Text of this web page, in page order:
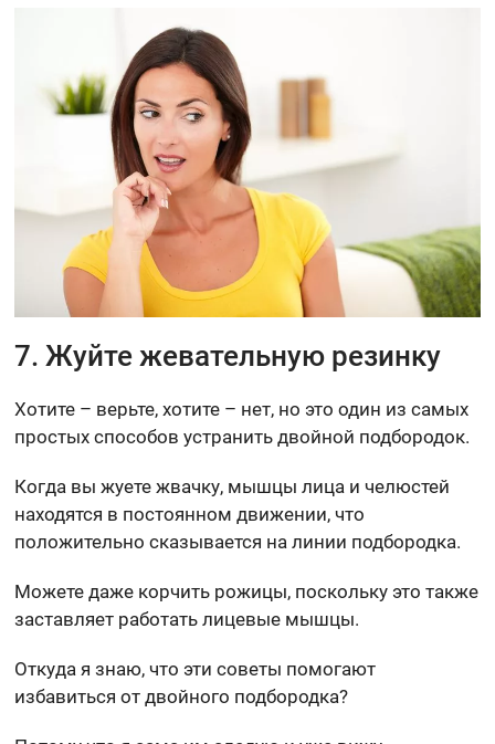
7. Жуйте жевательную резинку
Хотите – верьте, хотите – нет, но это один из самых
простых способов устранить двойной подбородок.
Когда вы жуете жвачку, мышцы лица и челюстей
находятся в постоянном движении, что
положительно сказывается на линии подбородка.
Можете даже корчить рожицы, поскольку это также
заставляет работать лицевые мышцы.
Откуда я знаю, что эти советы помогают
избавиться от двойного подбородка?